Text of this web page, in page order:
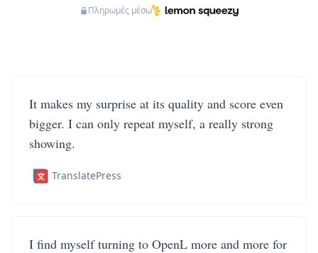
Πληρωμές μέσω
It makes my surprise at its quality and score even
bigger. I can only repeat myself, a really strong
showing.
TranslatePress
I find myself turning to OpenL more and more for